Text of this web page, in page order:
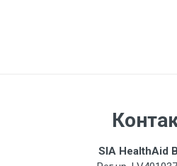
Экстракт виноградных
(стандартизированный до
SIA HealthAid